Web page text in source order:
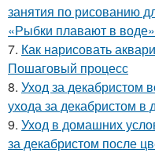
занятия по рисованию
«Рыбки плавают в воде»
7. Как нарисовать
Пошаговый процесс
8. Уход за декабристом
ухода за декабристом
9. Уход в домашних
за декабристом после